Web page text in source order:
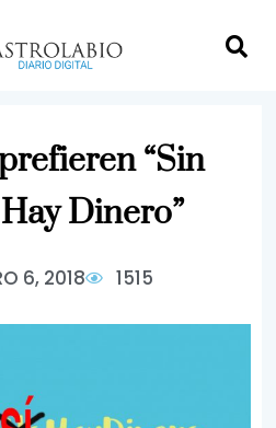
“Sin
Dinero”
6, 2018 1515